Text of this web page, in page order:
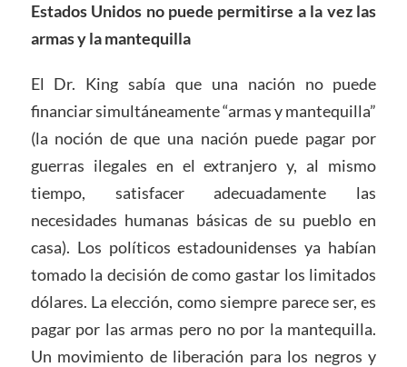
Estados Unidos no puede permitirse a la vez las
armas y la mantequilla
El Dr. King sabía que una nación no puede
financiar simultáneamente “armas y mantequilla”
(la noción de que una nación puede pagar por
guerras ilegales en el extranjero y, al mismo
tiempo, satisfacer adecuadamente las
necesidades humanas básicas de su pueblo en
casa). Los políticos estadounidenses ya habían
tomado la decisión de como gastar los limitados
dólares. La elección, como siempre parece ser, es
pagar por las armas pero no por la mantequilla.
Un movimiento de liberación para los negros y